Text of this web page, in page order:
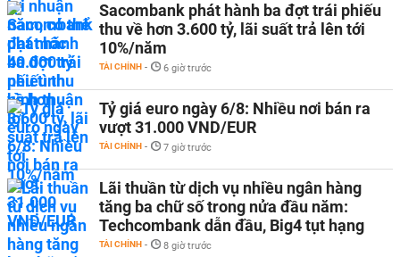
Sacombank phát hành ba đợt trái phiếu
thu về hơn 3.600 tỷ, lãi suất trả lên tới
10%/năm
TÀI CHÍNH - 6 giờ trước
Tỷ giá euro ngày 6/8: Nhiều nơi bán ra
vượt 31.000 VND/EUR
TÀI CHÍNH - 7 giờ trước
Lãi thuần từ dịch vụ nhiều ngân hàng
tăng ba chữ số trong nửa đầu năm:
Techcombank dẫn đầu, Big4 tụt hạng
TÀI CHÍNH - 8 giờ trước